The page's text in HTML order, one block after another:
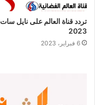
تردد قناة العالم على نايل سات
2023
6 فبراير، 2023